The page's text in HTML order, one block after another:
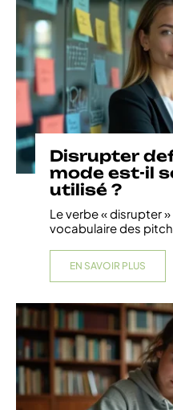
Disrupter
mode est-il
utilisé ?
Le verbe « disrupter
vocabulaire des
EN SAVOIR PLUS